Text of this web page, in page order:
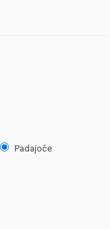
Padajoče